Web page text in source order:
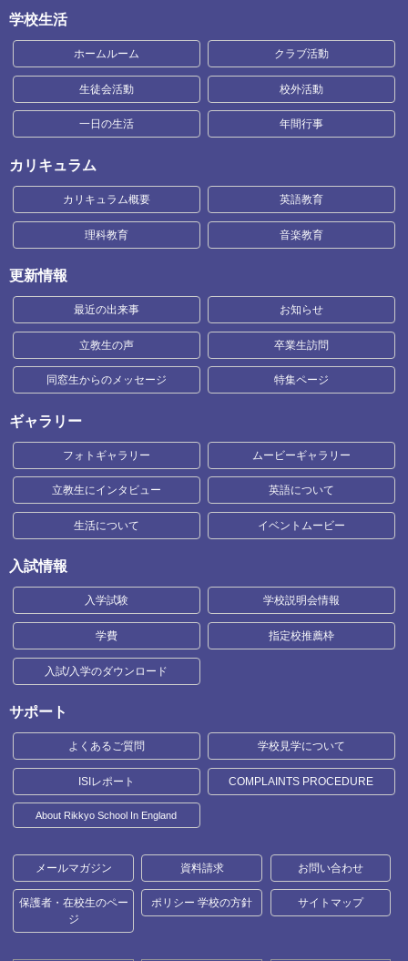
学校生活
ホームルーム クラブ活動
生徒会活動 校外活動
一日の生活 年間行事
カリキュラム
カリキュラム概要 英語教育
理科教育 音楽教育
更新情報
最近の出来事 お知らせ
立教生の声 卒業生訪問
同窓生からのメッセージ 特集ページ
ギャラリー
フォトギャラリー ムービーギャラリー
立教生にインタビュー 英語について
生活について イベントムービー
入試情報
入学試験 学校説明会情報
学費 指定校推薦枠
入試/入学のダウンロード
サポート
よくあるご質問 学校見学について
ISIレポート COMPLAINTS PROCEDURE
About Rikkyo School In England
メールマガジン 資料請求 お問い合わせ
保護者・在校生のペー
ジ
ポリシー 学校の方針 サイトマップ